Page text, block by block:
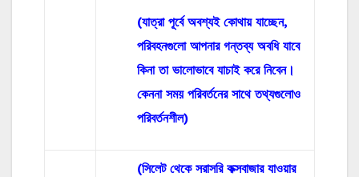
(যাত্রা পূর্বে অবশ্যই কোথায় যাচ্ছেন,
পরিবহনগুলো আপনার গন্তব্য অবধি যাবে
কিনা তা ভালোভাবে যাচাই করে নিবেন।
কেননা সময় পরিবর্তনের সাথে তথ্যগুলোও
পরিবর্তনশীল)
(সিলেট থেকে সরাসরি কক্সবাজার যাওয়ার